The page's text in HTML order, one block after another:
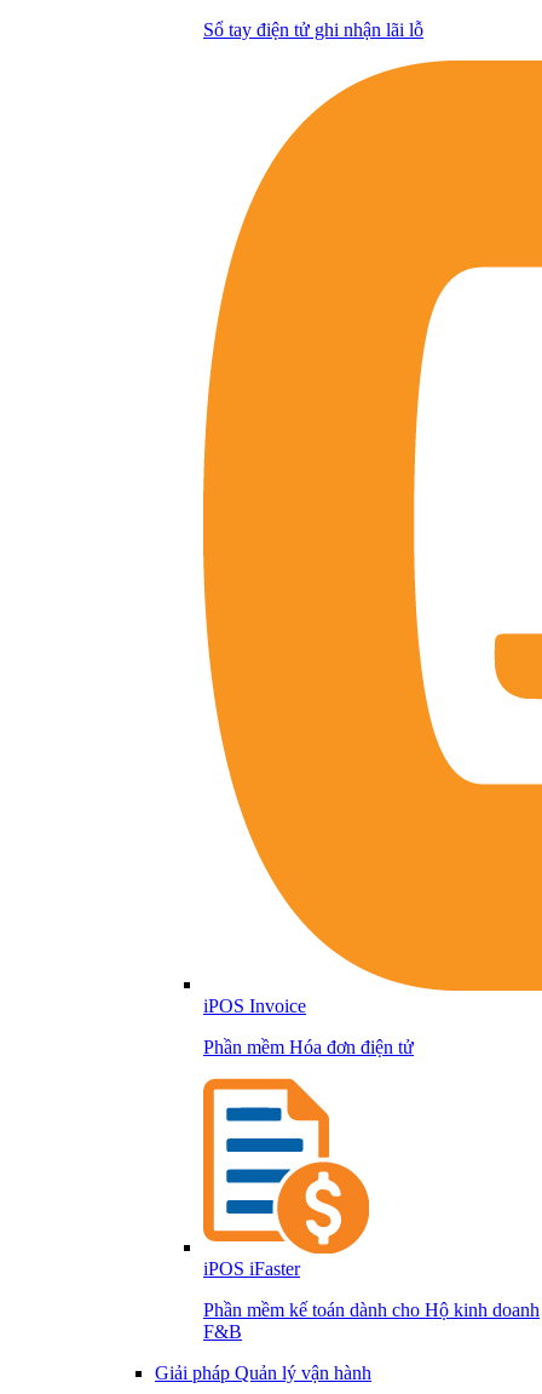
Sổ tay điện tử ghi nhận lãi lỗ
iPOS Invoice
Phần mềm Hóa đơn điện tử
iPOS iFaster
Phần mềm kế toán dành cho Hộ kinh doanh
F&B
Giải pháp Quản lý vận hành